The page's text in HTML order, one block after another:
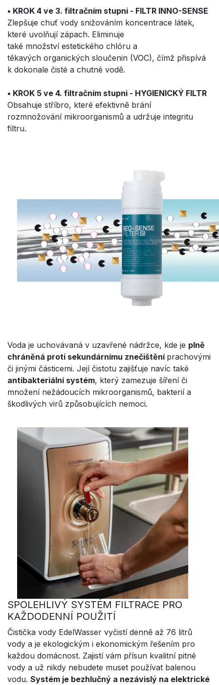
• KROK 4 ve 3. filtračním stupni - FILTR INNO-SENSE
Zlepšuje chuť vody snižováním koncentrace látek,
které uvolňují zápach. Eliminuje
také množství estetického chlóru a
těkavých organických sloučenin (VOC), čímž přispívá
k dokonale čisté a chutné vodě.
• KROK 5 ve 4. filtračním stupni - HYGIENICKÝ FILTR
Obsahuje stříbro, které efektivně brání
rozmnožování mikroorganismů a udržuje integritu
filtru.
Voda je uchovávaná v uzavřené nádržce, kde je plně
chráněná proti sekundárnímu znečištění prachovými
či jinými částicemi. Její čistotu zajišťuje navíc také
antibakteriální systém, který zamezuje šíření či
množení nežádoucích mikroorganismů, bakterií a
škodlivých virů způsobujících nemoci.
SPOLEHLIVÝ SYSTÉM FILTRACE PRO
KAŽDODENNÍ POUŽITÍ
Čistička vody EdelWasser vyčistí denně až 76 litrů
vody a je ekologickým i ekonomickým řešením pro
každou domácnost. Zajistí vám přísun kvalitní pitné
vody a už nikdy nebudete muset používat balenou
vodu. Systém je bezhlučný a nezávislý na elektrické